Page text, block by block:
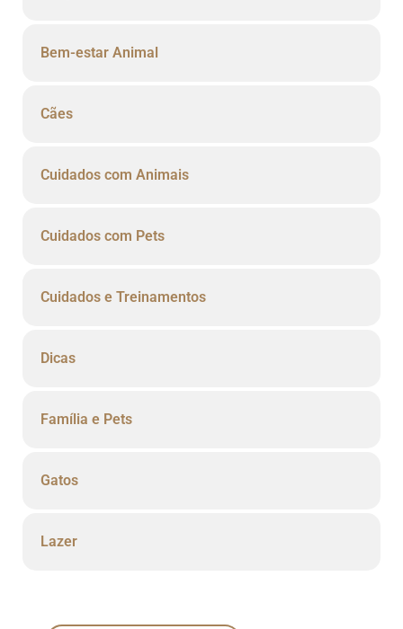
Bem-estar Animal
Cães
Cuidados com Animais
Cuidados com Pets
Cuidados e Treinamentos
Dicas
Família e Pets
Gatos
Lazer